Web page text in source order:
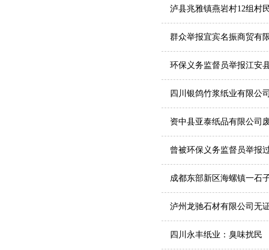
泸县兆雅镇燕岩村12组村
群众举报宜宾名振商贸有
环保义务监督员举报江安
四川银鸽竹浆纸业有限公
资中县亚泰纸品有限公司
曾被环保义务监督员举报
成都东部新区海螺镇一石
泸州龙驰石材有限公司无
四川永丰纸业：臭味扰民